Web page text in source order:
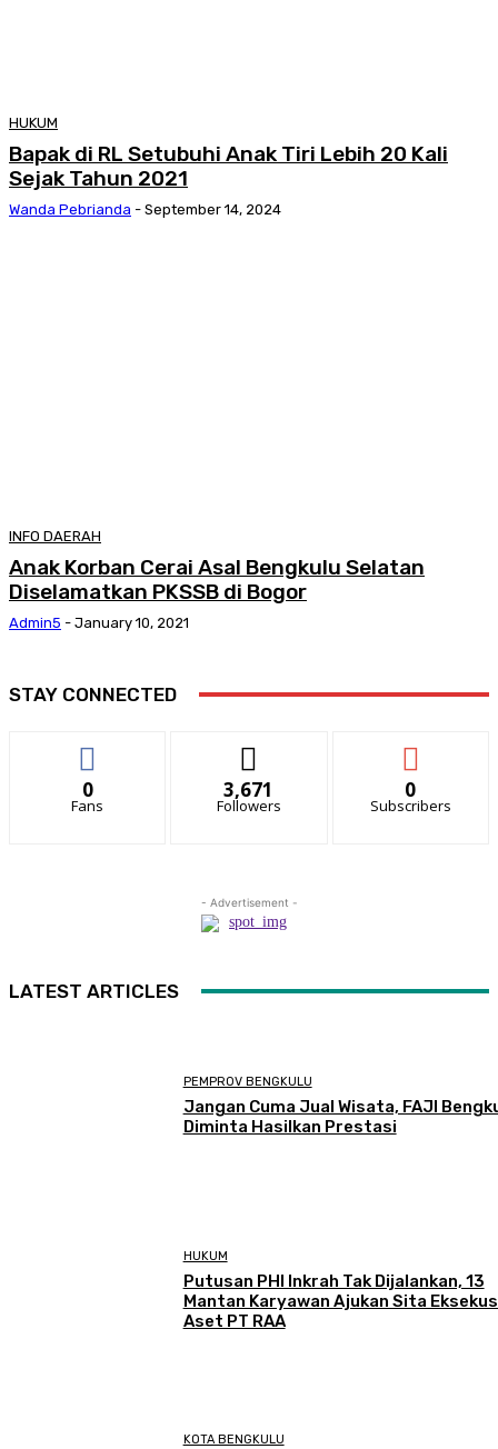
HUKUM
Bapak di RL Setubuhi Anak Tiri Lebih 20 Kali
Sejak Tahun 2021
Wanda Pebrianda - September 14, 2024
INFO DAERAH
Anak Korban Cerai Asal Bengkulu Selatan
Diselamatkan PKSSB di Bogor
Admin5 - January 10, 2021
STAY CONNECTED
0
Fans
3,671
Followers
0
Subscribers
- Advertisement -
LATEST ARTICLES
PEMPROV BENGKULU
Jangan Cuma Jual Wisata, FAJI
Diminta Hasilkan Prestasi
HUKUM
Putusan PHI Inkrah Tak Dijalankan, 13
Mantan Karyawan Ajukan Sita
Aset PT RAA
KOTA BENGKULU